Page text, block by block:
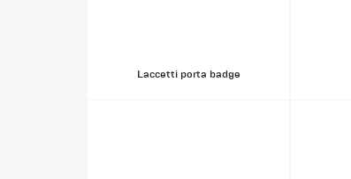
Laccetti porta badge